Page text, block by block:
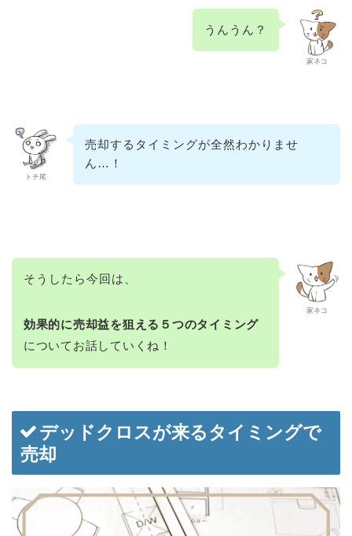
家ネコ
うんうん？
トチ尾
売却するタイミングが全然わかりませ
ん…！
家ネコ
そうしたら今回は、
効果的に売却益を狙える５つのタイミング
についてお話していくね！
デッドクロスが来るタイミングで
売却